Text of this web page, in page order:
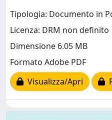
Tipologia: Documento in
Licenza: DRM non definito
Dimensione 6.05 MB
Formato Adobe PDF
Visualizza/Apri